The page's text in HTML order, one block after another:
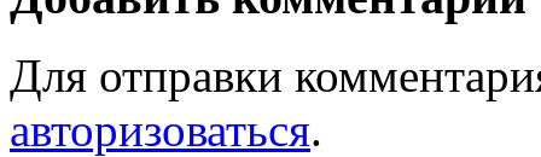
Для отправки
авторизоваться.